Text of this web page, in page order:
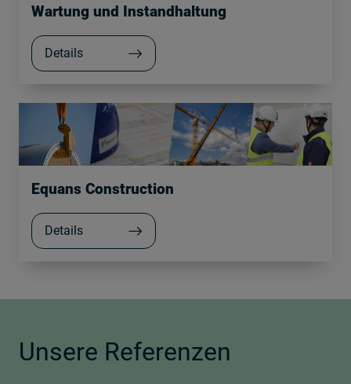
Wartung und Instandhaltung
Details
Equans Construction
Details
Unsere Referenzen